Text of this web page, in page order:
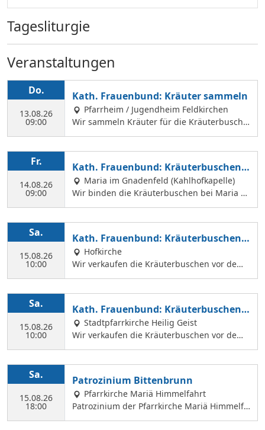
Tagesliturgie
Veranstaltungen
Do.
13.08.26
09:00
Kath. Frauenbund: Kräuter sammeln
Pfarrheim / Jugendheim Feldkirchen
Wir sammeln Kräuter für die Kräuterbusche
n, die wir am 14. August binden und an Mar
Margit Ettig am Jugendheim Feldkirchen.
Fr.
14.08.26
09:00
Kath. Frauenbund: Kräuterbuschen b
inden
Maria im Gnadenfeld (Kahlhofkapelle)
Wir binden die Kräuterbuschen bei Maria a
m Kahlhof. Wir brauchen viele Helferinnen z
der Hl. Geist Kirche Kräuterbuschen verkauf
en können.
Sa.
15.08.26
10:00
Kath. Frauenbund: Kräuterbuschen V
erkauf
Hofkirche
Wir verkaufen die Kräuterbuschen vor dem
Festgottesdienst in der Hofkirche.
Sa.
15.08.26
10:00
Kath. Frauenbund: Kräuterbuschen V
erkauf
Stadtpfarrkirche Heilig Geist
Wir verkaufen die Kräuterbuschen vor dem
Festgottesdienst in der Hl. Geist Kirche.
Sa.
15.08.26
18:00
Patrozinium Bittenbrunn
Pfarrkirche Mariä Himmelfahrt
Patrozinium der Pfarrkirche Mariä Himmelfa
hrt in Bittenbrunn Um 18:00 Uhr Festgottesd